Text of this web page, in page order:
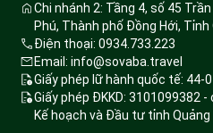
Chi nhánh 2: Tầng 4, số 45
Phú, Thành phố Đồng Hới, Tỉnh
Điện thoại: 0934.733.223
Email: info@sovaba.travel
Giấy phép lữ hành quốc tế: 44-
Giấy phép ĐKKD: 3101099382
Kế hoạch và Đầu tư tỉnh Quảng